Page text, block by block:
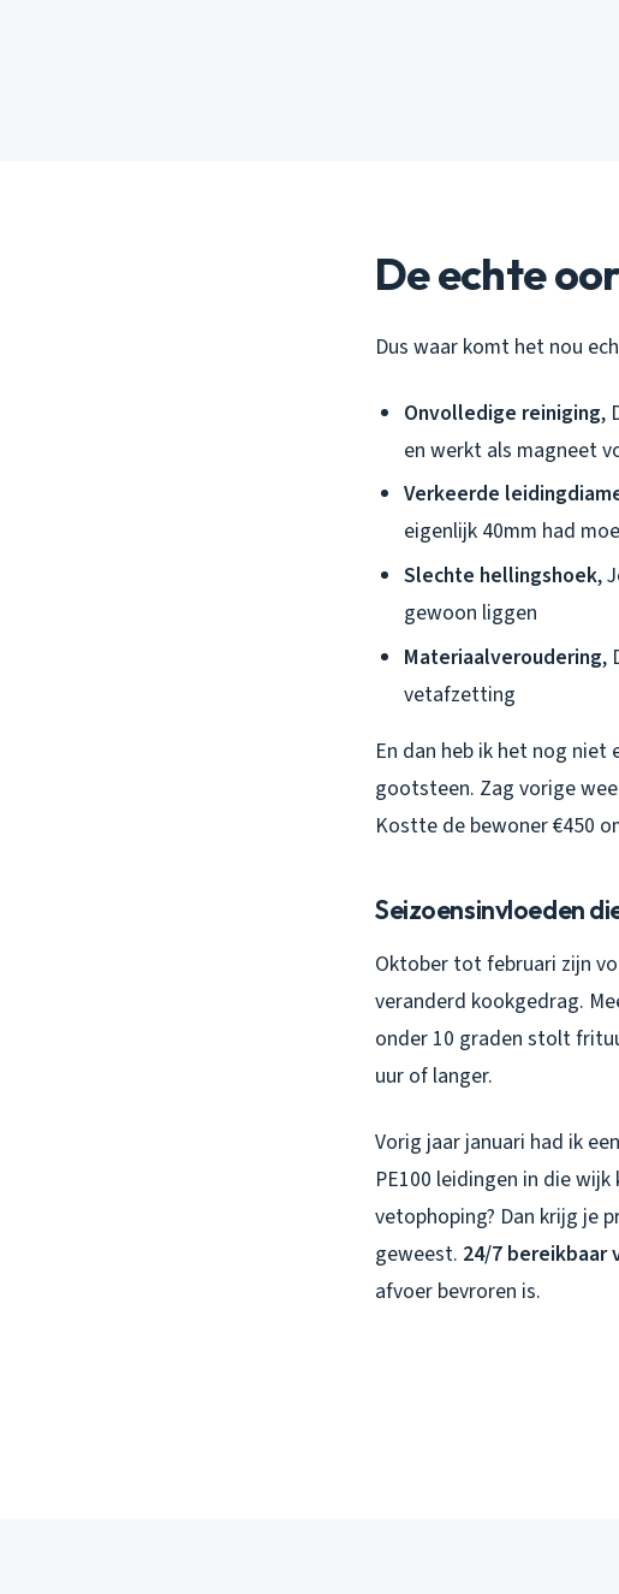
De echte
Dus waar komt het nou
Onvolledige reiniging,
en werkt als magneet
Verkeerde
eigenlijk 40mm had
Slechte hellingshoek,
gewoon liggen
Materiaalveroudering,
vetafzetting
En dan heb ik het nog
gootsteen. Zag vorige
Kostte de bewoner €450
Seizoensinvloeden
Oktober tot februari zijn
veranderd kookgedrag.
onder 10 graden stolt
uur of langer.
Vorig jaar januari had ik
PE100 leidingen in die
vetophoping? Dan krijg je
geweest. 24/7 bereikbaar
afvoer bevroren is.